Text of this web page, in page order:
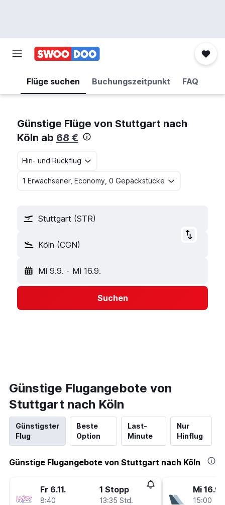
Flüge suchen Buchungszeitpunkt FAQ
Günstige Flüge von Stuttgart nach
Köln ab 68 €
Hin- und Rückflug
1 Erwachsener, Economy, 0 Gepäckstücke
Stuttgart (STR)
Köln (CGN)
Mi 9.9. - Mi 16.9.
Suchen
Günstige Flugangebote von
Stuttgart nach Köln
Günstigster
Flug
Beste
Option
Last-
Minute
Nur
Hinflug
Günstige Flugangebote von Stuttgart nach Köln
Fr 6.11.
8:40
1 Stopp
13:35 Std.
Mi 16.9.
15:00